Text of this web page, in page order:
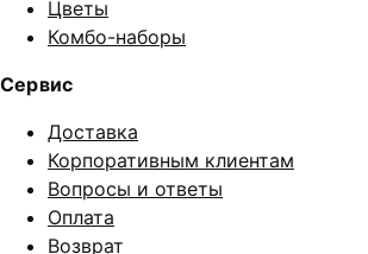
Цветы
Комбо-наборы
Сервис
Доставка
Корпоративным клиентам
Вопросы и ответы
Оплата
Возврат